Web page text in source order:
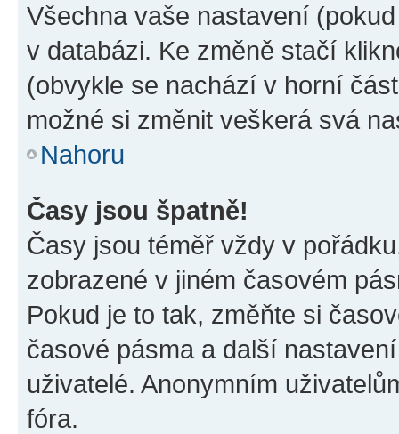
Všechna vaše nastavení
v databázi. Ke změně stačí
(obvykle se nachází v horní
možné si změnit veškerá svá
Nahoru
Časy jsou špatně!
Časy jsou téměř vždy v
zobrazené v jiném časovém
Pokud je to tak, změňte si
časové pásma a další
uživatelé. Anonymním
fóra.